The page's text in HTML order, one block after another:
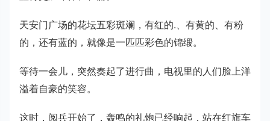
天安门广场的花坛五彩斑斓，有红的.、有黄的、有粉
的，还有蓝的，就像是一匹匹彩色的锦缎。
等待一会儿，突然奏起了进行曲，电视里的人们脸上洋
溢着自豪的笑容。
这时，阅兵开始了，轰鸣的礼炮已经响起，站在红旗车